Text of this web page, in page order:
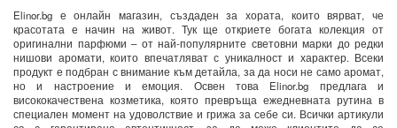
Elinor.bg е онлайн магазин, създаден за хората, които вярват, че
красотата е начин на живот. Тук ще откриете богата колекция от
оригинални парфюми – от най-популярните световни марки до редки
нишови аромати, които впечатляват с уникалност и характер. Всеки
продукт е подбран с внимание към детайла, за да носи не само аромат,
но и настроение и емоция. Освен това Elinor.bg предлага и
висококачествена козметика, която превръща ежедневната рутина в
специален момент на удоволствие и грижа за себе си. Всички артикули